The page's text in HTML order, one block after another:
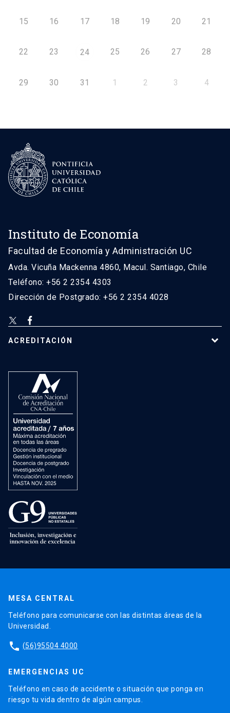
15 16 17 18 19 20 21
22 23 24 25 26 27 28
29 30 31 1 2 3 4
Instituto de Economía
Facultad de Economía y Administración UC
Avda. Vicuña Mackenna 4860, Macul. Santiago, Chile
Teléfono: +56 2 2354 4303
Dirección de Postgrado: +56 2 2354 4028
ACREDITACIÓN
MESA CENTRAL
Teléfono para comunicarse con las distintas áreas de la
Universidad.
phone (56)95504 4000
EMERGENCIAS UC
Teléfono en caso de accidente o situación que ponga en
riesgo tu vida dentro de algún campus.